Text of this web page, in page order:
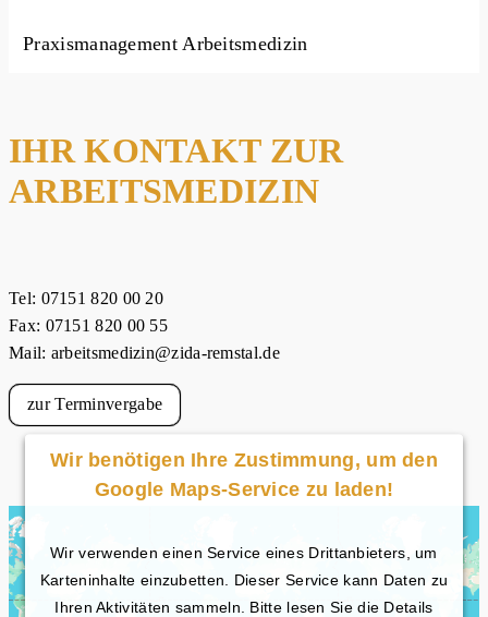
Praxismanagement Arbeitsmedizin
IHR KONTAKT ZUR
ARBEITSMEDIZIN
Tel: 07151 820 00 20
Fax: 07151 820 00 55
Mail: arbeitsmedizin@zida-remstal.de
zur Terminvergabe
Wir benötigen Ihre Zustimmung, um den
Google Maps-Service zu laden!
Wir verwenden einen Service eines Drittanbieters, um
Karteninhalte einzubetten. Dieser Service kann Daten zu
Ihren Aktivitäten sammeln. Bitte lesen Sie die Details